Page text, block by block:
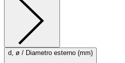
d, ø / Diametro esterno (mm)